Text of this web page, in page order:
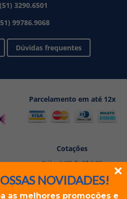
NOVIDADES!
as melhores promoções e
(51) 3290.6501
99786.9068
Dúvidas frequentes
Parcelamento em até 12x
Cotações
Dólar (USD $): R$ 5,27